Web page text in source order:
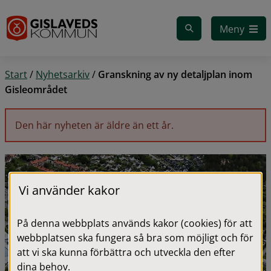
Meny
Start/ Nyhetsarkiv/ Granskning av ny detaljplan inom
Gisleområdet
Den här nyheten är äldre än ett år.
Vi använder kakor
På denna webbplats används kakor (cookies) för att
webbplatsen ska fungera så bra som möjligt och för
att vi ska kunna förbättra och utveckla den efter
dina behov.